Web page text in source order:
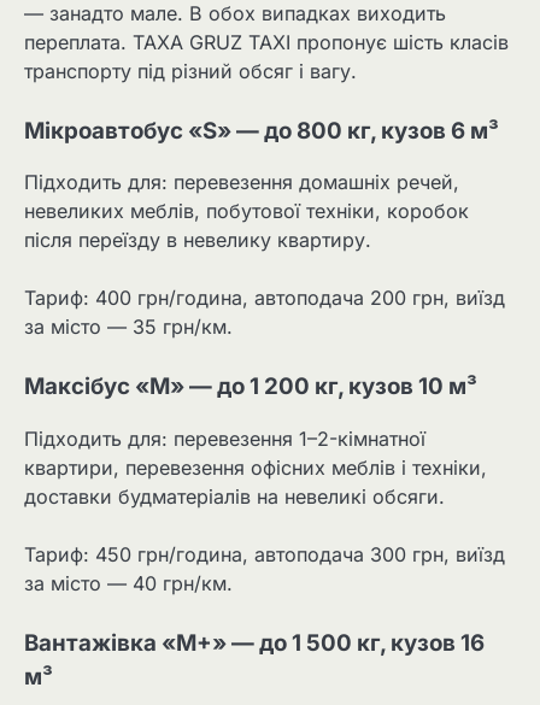
— занадто мале. В обох випадках виходить
переплата. TAXA GRUZ TAXI пропонує шість класів
транспорту під різний обсяг і вагу.
Мікроавтобус «S» — до 800 кг, кузов 6 м³
Підходить для: перевезення домашніх речей,
невеликих меблів, побутової техніки, коробок
після переїзду в невелику квартиру.
Тариф: 400 грн/година, автоподача 200 грн, виїзд
за місто — 35 грн/км.
Максібус «М» — до 1 200 кг, кузов 10 м³
Підходить для: перевезення 1–2-кімнатної
квартири, перевезення офісних меблів і техніки,
доставки будматеріалів на невеликі обсяги.
Тариф: 450 грн/година, автоподача 300 грн, виїзд
за місто — 40 грн/км.
Вантажівка «M+» — до 1 500 кг, кузов 16
м³